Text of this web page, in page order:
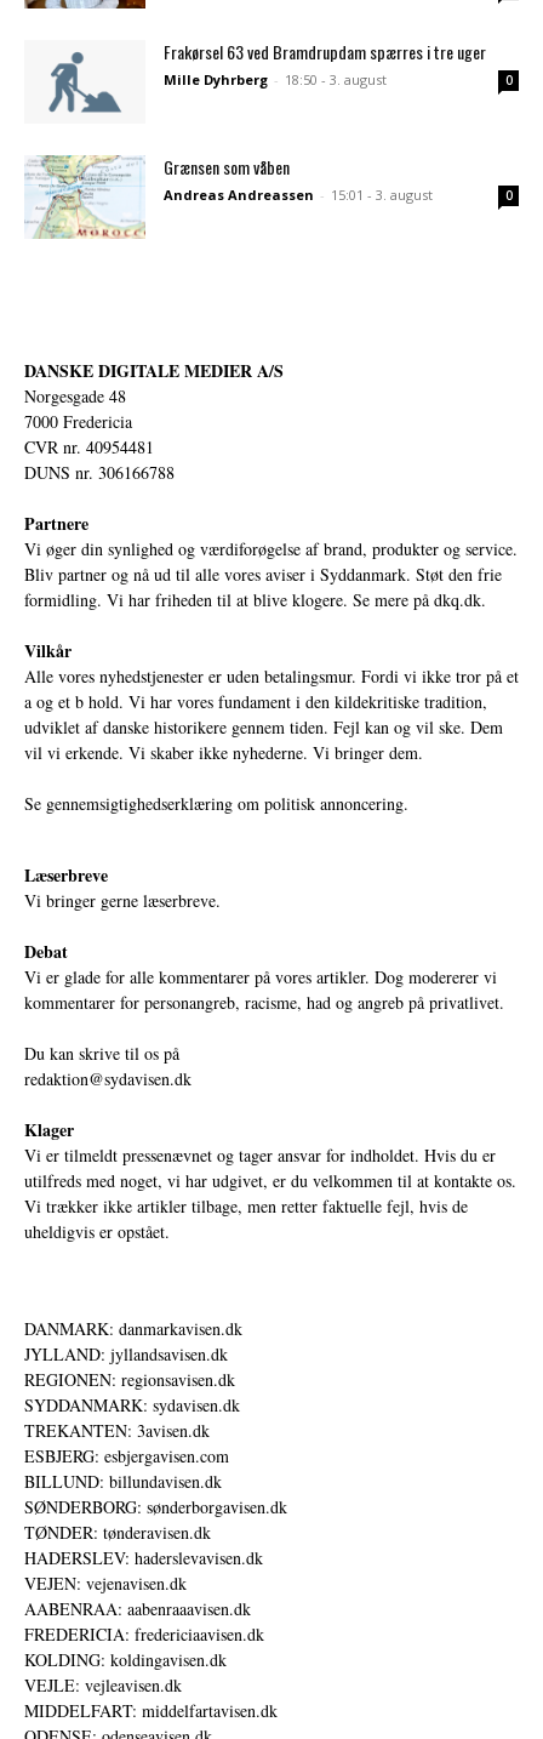
Frakørsel 63 ved Bramdrupdam spærres i tre uger
Mille Dyhrberg - 18:50 - 3. august 0
Grænsen som våben
Andreas Andreassen - 15:01 - 3. august 0
DANSKE DIGITALE MEDIER A/S
Norgesgade 48
7000 Fredericia
CVR nr. 40954481
DUNS nr. 306166788
Partnere
Vi øger din synlighed og værdiforøgelse af brand, produkter og service.
Bliv partner og nå ud til alle vores aviser i Syddanmark. Støt den frie
formidling. Vi har friheden til at blive klogere. Se mere på dkq.dk.
Vilkår
Alle vores nyhedstjenester er uden betalingsmur. Fordi vi ikke tror på et
a og et b hold. Vi har vores fundament i den kildekritiske tradition,
udviklet af danske historikere gennem tiden. Fejl kan og vil ske. Dem
vil vi erkende. Vi skaber ikke nyhederne. Vi bringer dem.
Se gennemsigtighedserklæring om politisk annoncering.
Læserbreve
Vi bringer gerne læserbreve.
Debat
Vi er glade for alle kommentarer på vores artikler. Dog modererer vi
kommentarer for personangreb, racisme, had og angreb på privatlivet.
Du kan skrive til os på
redaktion@sydavisen.dk
Klager
Vi er tilmeldt pressenævnet og tager ansvar for indholdet. Hvis du er
utilfreds med noget, vi har udgivet, er du velkommen til at kontakte os.
Vi trækker ikke artikler tilbage, men retter faktuelle fejl, hvis de
uheldigvis er opstået.
DANMARK: danmarkavisen.dk
JYLLAND: jyllandsavisen.dk
REGIONEN: regionsavisen.dk
SYDDANMARK: sydavisen.dk
TREKANTEN: 3avisen.dk
ESBJERG: esbjergavisen.com
BILLUND: billundavisen.dk
SØNDERBORG: sønderborgavisen.dk
TØNDER: tønderavisen.dk
HADERSLEV: haderslevavisen.dk
VEJEN: vejenavisen.dk
AABENRAA: aabenraaavisen.dk
FREDERICIA: fredericiaavisen.dk
KOLDING: koldingavisen.dk
VEJLE: vejleavisen.dk
MIDDELFART: middelfartavisen.dk